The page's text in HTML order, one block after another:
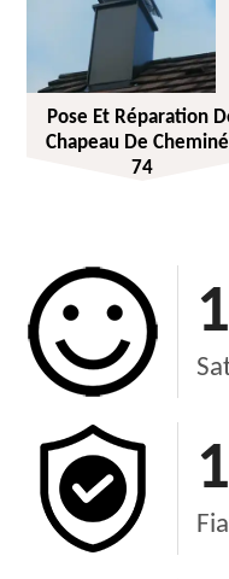
Pose Et Réparation
Chapeau De
74